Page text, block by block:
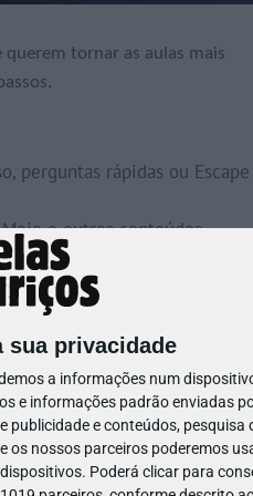
sua privacidade
a informações num
e informações padrão enviadas
e conteúdos, pesquisa
os nossos parceiros poderemos
Poderá clicar para
tornar as aulas mais
perguntas rápidas ou Escape
e outros conteúdos.
factos e criar materiais
criar um jogo em código
períodos de teste.
da aula.